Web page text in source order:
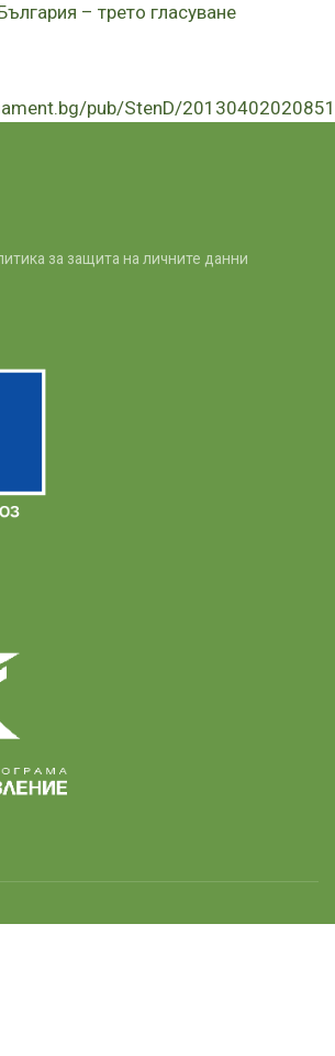
– трето гласуване
pub/StenD/
за защита на личните данни